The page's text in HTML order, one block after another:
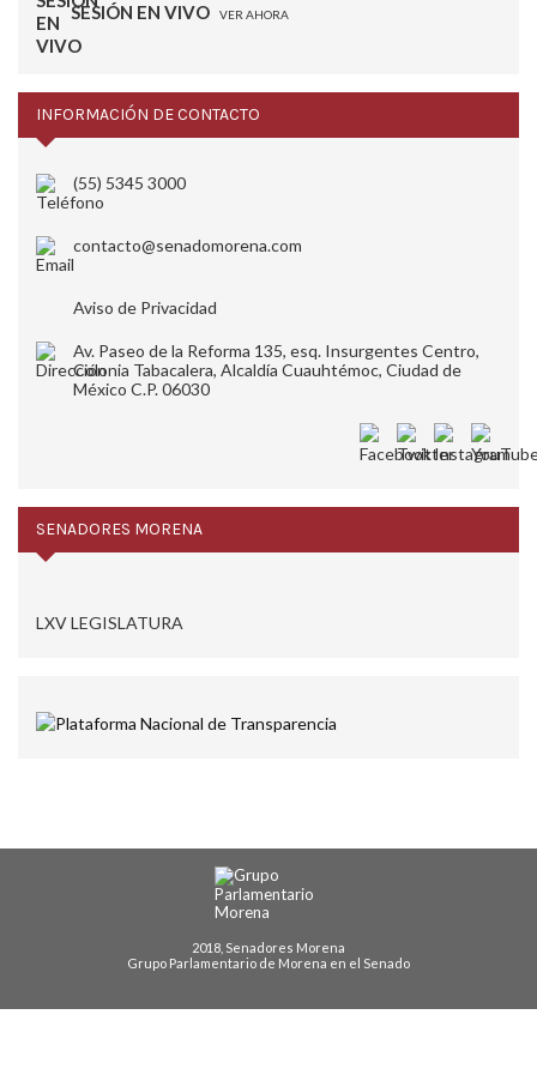
SESIÓN EN VIVO VER AHORA
INFORMACIÓN DE CONTACTO
(55) 5345 3000
contacto@senadomorena.com
Aviso de Privacidad
Av. Paseo de la Reforma 135, esq. Insurgentes Centro,
Colonia Tabacalera, Alcaldía Cuauhtémoc, Ciudad de
México C.P. 06030
SENADORES MORENA
LXV LEGISLATURA
2018, Senadores Morena
Grupo Parlamentario de Morena en el Senado